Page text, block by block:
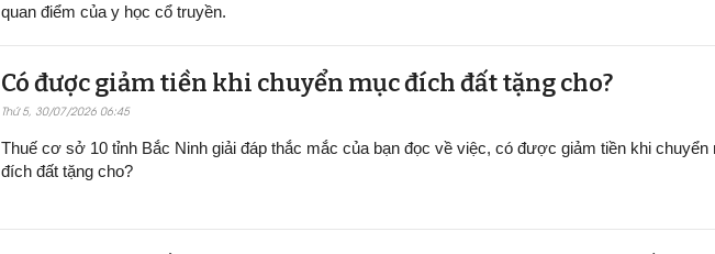
quan điểm của y học cổ truyền.
Có được giảm tiền khi chuyển mục đích đất tặng cho?
Thứ 5, 30/07/2026 06:45
Thuế cơ sở 10 tỉnh Bắc Ninh giải đáp thắc mắc của bạn đọc về việc, có được giảm tiền khi chuyển
đích đất tặng cho?